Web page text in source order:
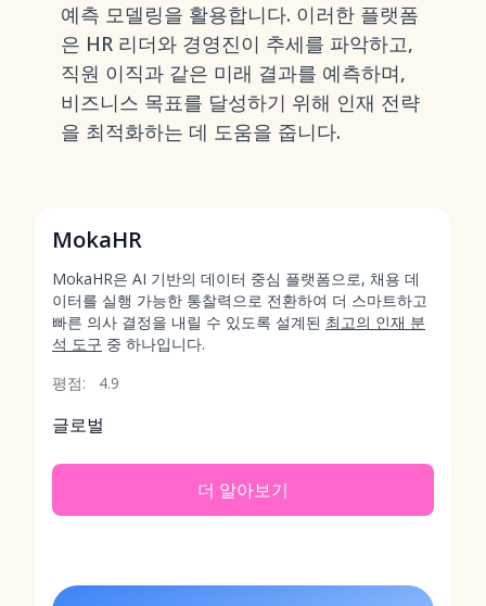
예측 모델링을 활용합니다. 이러한 플랫폼
은 HR 리더와 경영진이 추세를 파악하고,
직원 이직과 같은 미래 결과를 예측하며,
비즈니스 목표를 달성하기 위해 인재 전략
을 최적화하는 데 도움을 줍니다.
MokaHR
MokaHR은 AI 기반의 데이터 중심 플랫폼으로, 채용 데
이터를 실행 가능한 통찰력으로 전환하여 더 스마트하고
빠른 의사 결정을 내릴 수 있도록 설계된 최고의 인재 분
석 도구 중 하나입니다.
평점:
4.9
글로벌
더 알아보기